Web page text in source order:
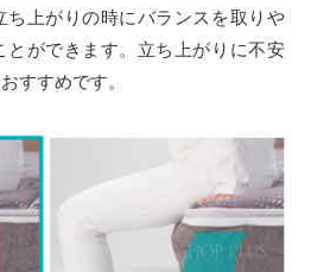
上がりの時にバランスを取りや
ができます。立ち上がりに不安
すすめです。